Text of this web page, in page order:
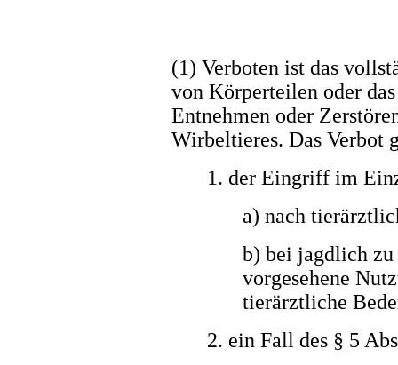
(1) Verboten ist das
von Körperteilen oder
Entnehmen oder
Wirbeltieres. Das Verbot
1. der Eingriff im
a) nach
b) bei jagdlich
vorgesehene
tierärztliche
2. ein Fall des § 5